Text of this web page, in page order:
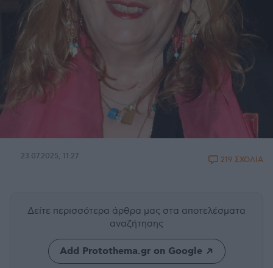
23.07.2025, 11:27 219 ΣΧΟΛΙΑ
Δείτε περισσότερα άρθρα μας στα αποτελέσματα
αναζήτησης
Add Protothema.gr on Google